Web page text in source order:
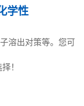
学性
溶出对策等。您可
！